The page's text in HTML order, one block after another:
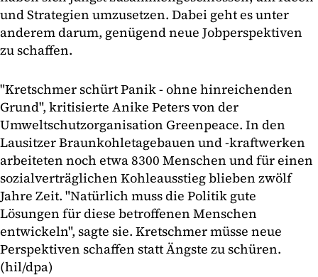
und Strategien umzusetzen. Dabei geht es unter
anderem darum, genügend neue Jobperspektiven
zu schaffen.
"Kretschmer schürt Panik - ohne hinreichenden
Grund", kritisierte Anike Peters von der
Umweltschutzorganisation Greenpeace. In den
Lausitzer Braunkohletagebauen und -kraftwerken
arbeiteten noch etwa 8300 Menschen und für einen
sozialverträglichen Kohleausstieg blieben zwölf
Jahre Zeit. "Natürlich muss die Politik gute
Lösungen für diese betroffenen Menschen
entwickeln", sagte sie. Kretschmer müsse neue
Perspektiven schaffen statt Ängste zu schüren.
(hil/dpa)